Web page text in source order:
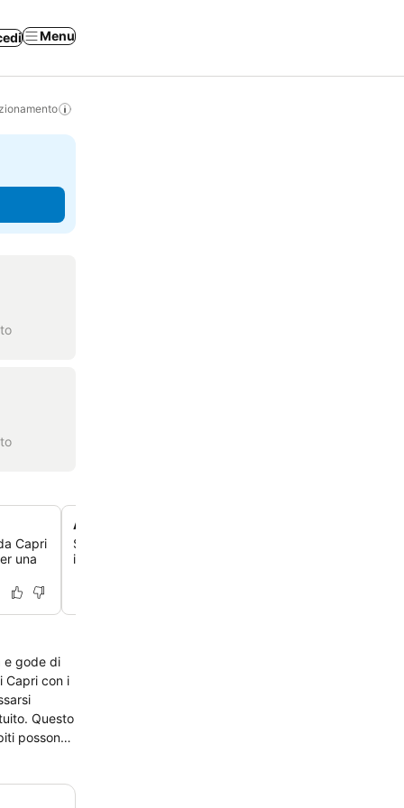
Menu
Capri
una
Architettura tradizionale italiana
Scopri un hotel ricavato nella roccia, che unisce un
interno a una suggestiva architettura esterna in stile
Capri con i
Questo
possono